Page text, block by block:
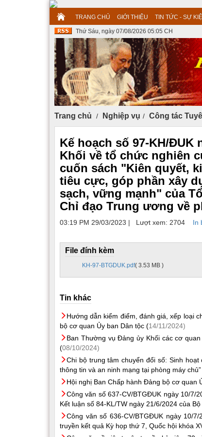
TRANG CHỦ GIỚI THIỆU TIN TỨC - SỰ
Thứ Sáu, ngày 07/08/2026 05:05 CH
Trang chủ Nghiệp vụ Công tác
Kế hoạch số 97-KH/ĐUK
Khối về tổ chức nghiên
cuốn sách "Kiên quyết,
tiêu cực, góp phần xây
sạch, vững mạnh" của
Chỉ đạo Trung ương về
03:19 PM 29/03/2023 | Lượt xem: 2704 In
File đính kèm
KH-97-BTGDUK.pdf( 3.53 MB )
Tin khác
Hướng dẫn kiểm điểm, đánh giá, xếp loại
bộ cơ quan Ủy ban Dân tộc (14/11/2024)
Ban Thường vụ Đảng ủy Khối các cơ
(08/10/2024)
Chi bộ trung tâm chuyển đổi số: Sinh
thông tin và an ninh mạng tại phòng máy
Hội nghị Ban Chấp hành Đảng bộ cơ quan
Công văn số 637-CV/BTGĐUK ngày 10/7/
Kết luận số 84-KL/TW ngày 21/6/2024 của
Công văn số 636-CV/BTGĐUK ngày 10/
truyền kết quả Kỳ họp thứ 7, Quốc hội khóa